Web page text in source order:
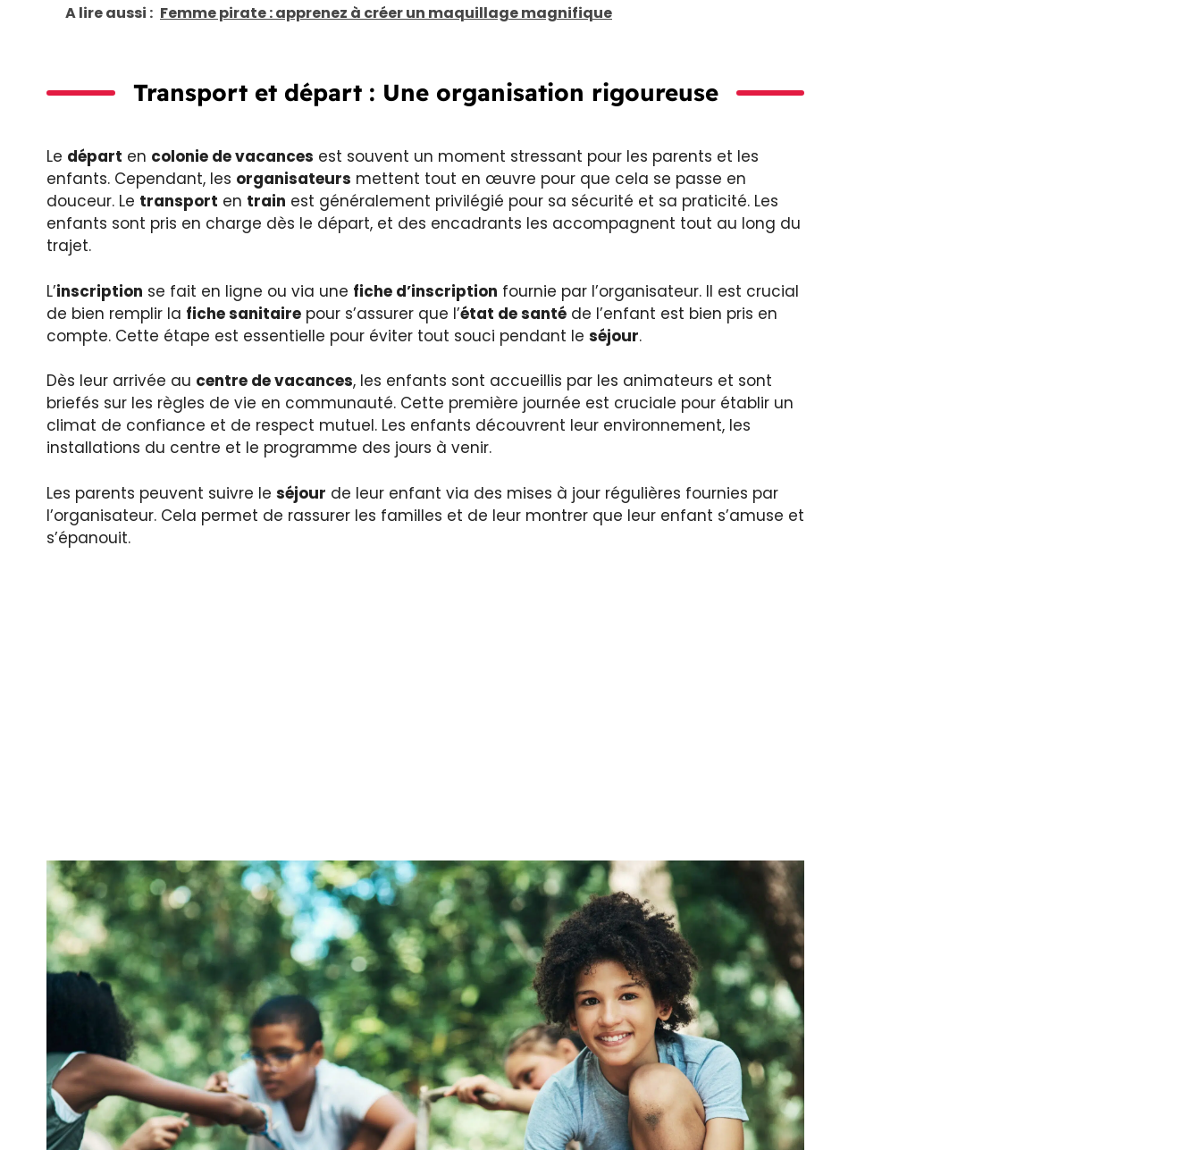
A lire aussi : Femme pirate : apprenez à créer un maquillage magnifique
Transport et départ : Une organisation rigoureuse
Le départ en colonie de vacances est souvent un moment stressant pour les parents et les
enfants. Cependant, les organisateurs mettent tout en œuvre pour que cela se passe en
douceur. Le transport en train est généralement privilégié pour sa sécurité et sa praticité. Les
enfants sont pris en charge dès le départ, et des encadrants les accompagnent tout au long du
trajet.
L’inscription se fait en ligne ou via une fiche d’inscription fournie par l’organisateur. Il est crucial
de bien remplir la fiche sanitaire pour s’assurer que l’état de santé de l’enfant est bien pris en
compte. Cette étape est essentielle pour éviter tout souci pendant le séjour.
Dès leur arrivée au centre de vacances, les enfants sont accueillis par les animateurs et sont
briefés sur les règles de vie en communauté. Cette première journée est cruciale pour établir un
climat de confiance et de respect mutuel. Les enfants découvrent leur environnement, les
installations du centre et le programme des jours à venir.
Les parents peuvent suivre le séjour de leur enfant via des mises à jour régulières fournies par
l’organisateur. Cela permet de rassurer les familles et de leur montrer que leur enfant s’amuse et
s’épanouit.